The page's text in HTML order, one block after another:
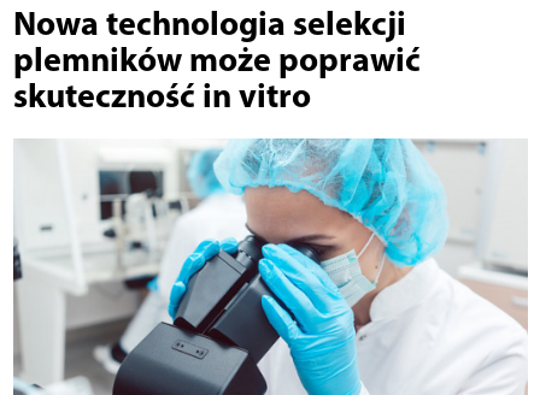
Nowa technologia selekcji
plemników może poprawić
skuteczność in vitro